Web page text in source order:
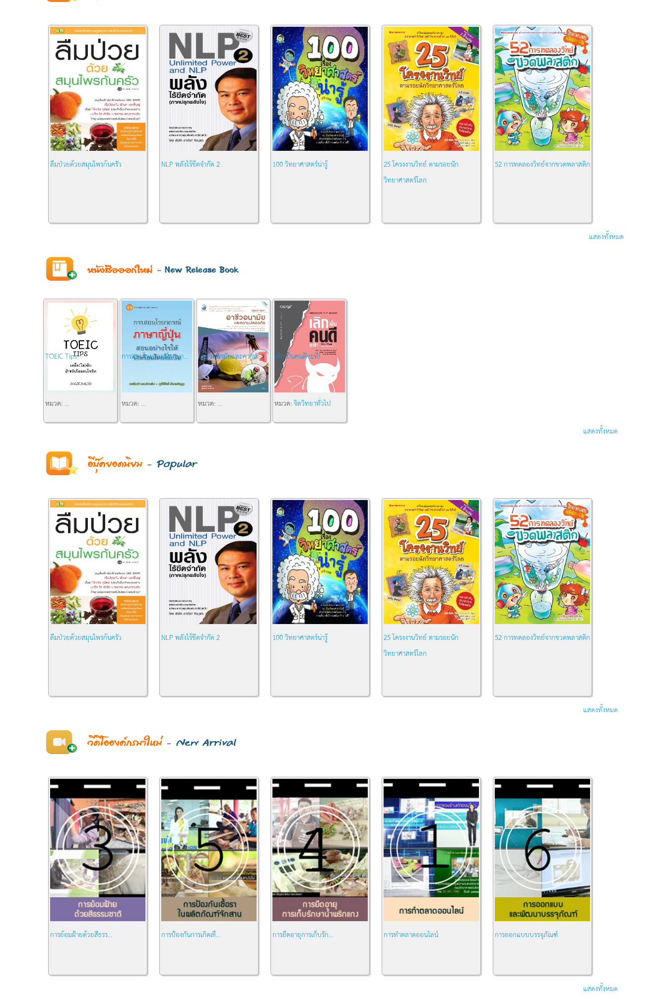
ลืมป่วยด้วยสมุนไพรก้นครัว NLP พลังไร้ขีดจำกัด 2 100 วิทยาศาสตร์น่ารู้
25 โครงงานวิทย์ ตามรอยนัก
วิทยาศาสตร์โลก
52 การทดลองวิทย์จากขวดพลาสติก
แสดงทั้งหมด
TOEIC Tips
หมวด: ...
การสอนไวยากรณ์ภาษา...
หมวด: ...
อาชีวอนามัยและความ...
หมวด: ...
เลิกเป็นคนดีซะที!
หมวด:จิตวิทยาทั่วไป
แสดงทั้งหมด
ลืมป่วยด้วยสมุนไพรก้นครัว NLP พลังไร้ขีดจำกัด 2 100 วิทยาศาสตร์น่ารู้
25 โครงงานวิทย์ ตามรอยนัก
วิทยาศาสตร์โลก
52 การทดลองวิทย์จากขวดพลาสติก
แสดงทั้งหมด
การย้อมฝ้ายด้วยสีธรร... การป้องกันการเกิดเชื... การยืดอายุการเก็บรัก... การทำตลาดออนไลน์ การออกแบบบรรจุภัณฑ์
แสดงทั้งหมด